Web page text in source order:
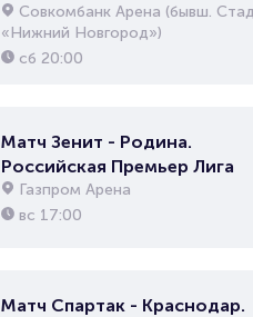
Совкомбанк Арена (бывш.
«Нижний Новгород»)
сб 20:00
Матч Зенит - Родина.
Российская Премьер Лига
Газпром Арена
вс 17:00
Матч Спартак - Краснодар.